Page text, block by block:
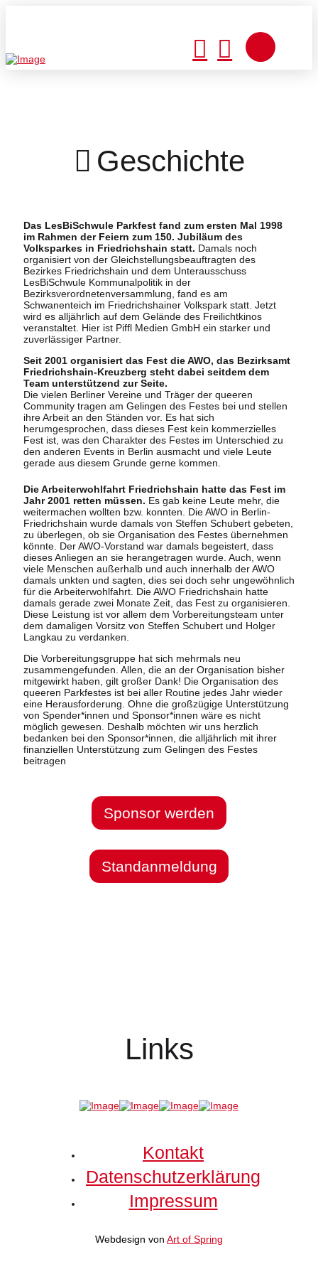
Geschichte
Das LesBiSchwule Parkfest fand zum ersten Mal 1998
im Rahmen der Feiern zum 150. Jubiläum des
Volksparkes in Friedrichshain statt. Damals noch
organisiert von der Gleichstellungsbeauftragten des
Bezirkes Friedrichshain und dem Unterausschuss
LesBiSchwule Kommunalpolitik in der
Bezirksverordnetenversammlung, fand es am
Schwanenteich im Friedrichshainer Volkspark statt. Jetzt
wird es alljährlich auf dem Gelände des Freilichtkinos
veranstaltet. Hier ist Piffl Medien GmbH ein starker und
zuverlässiger Partner.
Seit 2001 organisiert das Fest die AWO, das Bezirksamt
Friedrichshain-Kreuzberg steht dabei seitdem dem
Team unterstützend zur Seite.
Die vielen Berliner Vereine und Träger der queeren
Community tragen am Gelingen des Festes bei und stellen
ihre Arbeit an den Ständen vor. Es hat sich
herumgesprochen, dass dieses Fest kein kommerzielles
Fest ist, was den Charakter des Festes im Unterschied zu
den anderen Events in Berlin ausmacht und viele Leute
gerade aus diesem Grunde gerne kommen.
Die Arbeiterwohlfahrt Friedrichshain hatte das Fest im
Jahr 2001 retten müssen. Es gab keine Leute mehr, die
weitermachen wollten bzw. konnten. Die AWO in Berlin-
Friedrichshain wurde damals von Steffen Schubert gebeten,
zu überlegen, ob sie Organisation des Festes übernehmen
könnte. Der AWO-Vorstand war damals begeistert, dass
dieses Anliegen an sie herangetragen wurde. Auch, wenn
viele Menschen außerhalb und auch innerhalb der AWO
damals unkten und sagten, dies sei doch sehr ungewöhnlich
für die Arbeiterwohlfahrt. Die AWO Friedrichshain hatte
damals gerade zwei Monate Zeit, das Fest zu organisieren.
Diese Leistung ist vor allem dem Vorbereitungsteam unter
dem damaligen Vorsitz von Steffen Schubert und Holger
Langkau zu verdanken.
Die Vorbereitungsgruppe hat sich mehrmals neu
zusammengefunden. Allen, die an der Organisation bisher
mitgewirkt haben, gilt großer Dank! Die Organisation des
queeren Parkfestes ist bei aller Routine jedes Jahr wieder
eine Herausforderung. Ohne die großzügige Unterstützung
von Spender*innen und Sponsor*innen wäre es nicht
möglich gewesen. Deshalb möchten wir uns herzlich
bedanken bei den Sponsor*innen, die alljährlich mit ihrer
finanziellen Unterstützung zum Gelingen des Festes
beitragen
Sponsor werden
Standanmeldung
Links
Kontakt
Datenschutzerklärung
Impressum
Webdesign von Art of Spring